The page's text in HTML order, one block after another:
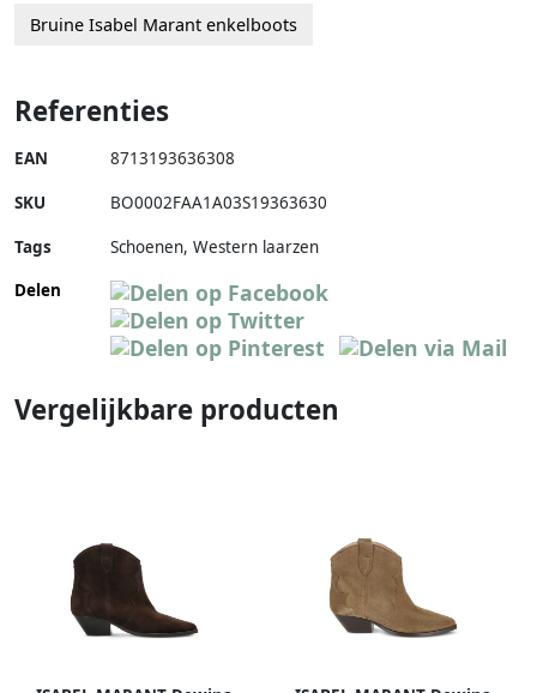
Bruine Isabel Marant enkelboots
Referenties
EAN 8713193636308
SKU BO0002FAA1A03S19363630
Tags
Schoenen, Western laarzen
Delen
Vergelijkbare producten